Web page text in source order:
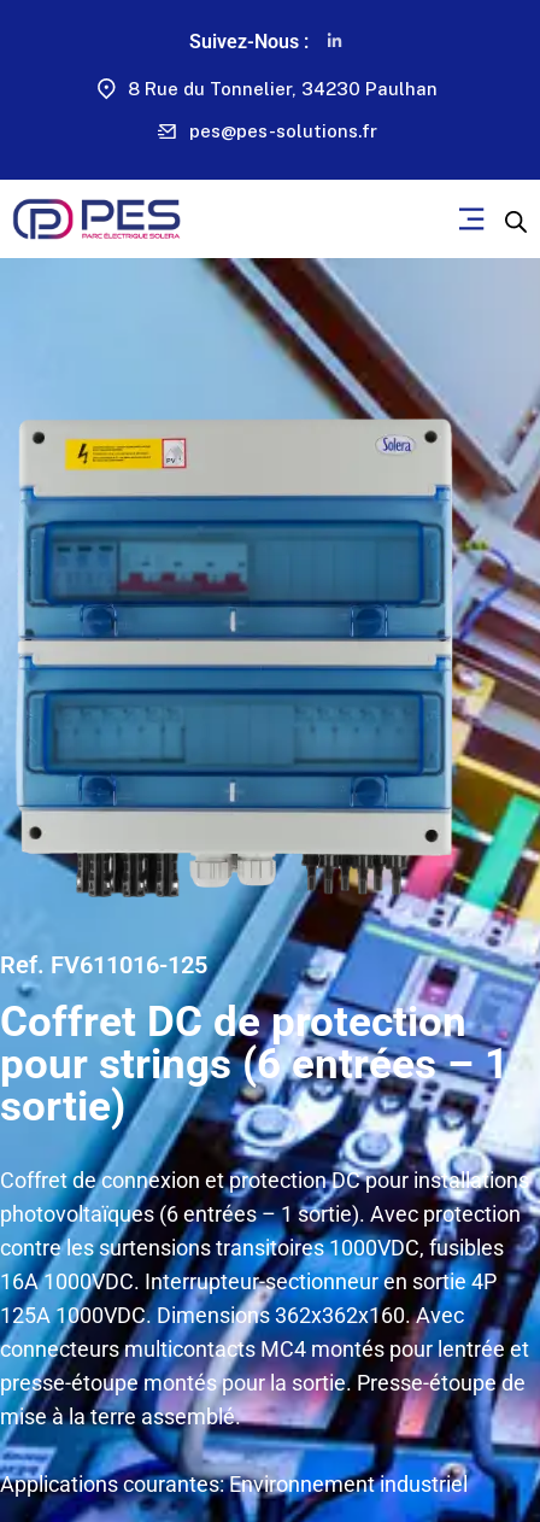
Suivez-Nous :
8 Rue du Tonnelier, 34230 Paulhan
pes@pes-solutions.fr
Ref. FV611016-125
Coffret DC de protection
pour strings (6 entrées – 1
sortie)
Coffret de connexion et protection DC pour installations
photovoltaïques (6 entrées – 1 sortie). Avec protection
contre les surtensions transitoires 1000VDC, fusibles
16A 1000VDC. Interrupteur-sectionneur en sortie 4P
125A 1000VDC. Dimensions 362x362x160. Avec
connecteurs multicontacts MC4 montés pour lentrée et
presse-étoupe montés pour la sortie. Presse-étoupe de
mise à la terre assemblé.
Applications courantes: Environnement industriel